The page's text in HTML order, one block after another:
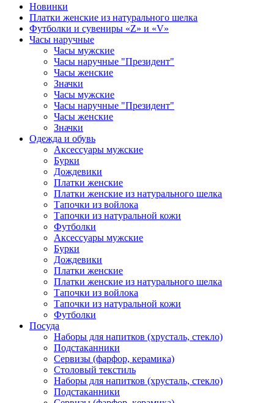
Новинки
Платки женские из натурального шелка
Футболки и сувениры «Z» и «V»
Часы наручные
Часы мужские
Часы наручные "Президент"
Часы женские
Значки
Часы мужские
Часы наручные "Президент"
Часы женские
Значки
Одежда и обувь
Аксессуары мужские
Бурки
Дождевики
Платки женские
Платки женские из натурального шелка
Тапочки из войлока
Тапочки из натуральной кожи
Футболки
Аксессуары мужские
Бурки
Дождевики
Платки женские
Платки женские из натурального шелка
Тапочки из войлока
Тапочки из натуральной кожи
Футболки
Посуда
Наборы для напитков (хрусталь, стекло)
Подстаканники
Сервизы (фарфор, керамика)
Столовый текстиль
Наборы для напитков (хрусталь, стекло)
Подстаканники